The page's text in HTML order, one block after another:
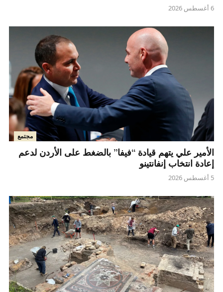
6 أغسطس 2026
مجتمع
الأمير علي يتهم قيادة “فيفا” بالضغط على الأردن لدعم
إعادة انتخاب إنفانتينو
5 أغسطس 2026